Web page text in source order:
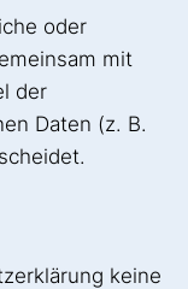
oder
mit
der
Daten (z. B.
keine